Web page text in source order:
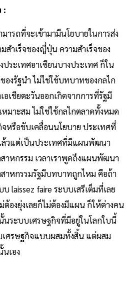
:
ารถที่จะเข้ามามีนโยบายในการส่ง
สำเร็จของญี่ปุ่น ความสำเร็จของ
ประเทศอาเซียนบางประเทศ ก็ใน
องรัฐนำ ไม่ใช่ใช้บทบาทของกลไก
อเชียตะวันออกเกิดจากการที่รัฐมี
มาะสม ไม่ใช่ใช้กลไกตลาดทั้งหมด
หรือขับเคลื่อนนโยบาย ประเทศที่
ล้วแต่เป็นประเทศที่มีแผนพัฒนา
หกรรม เวลาเราพูดถึงแผนพัฒนา
าหกรรมรัฐมีบทบาทถูกไหม คือถ้า
laissez faire ระบบเสรีเต็มที่เลย
ต้องยุ่งเลยก็ไม่ต้องมีแผน ก็ให้ต่างคน
นระบบเศรษฐกิจที่มีอยู่ในโลกใบนี้
ศรษฐกิจแบบผสมทั้งสิ้น แต่ผสม
เอง